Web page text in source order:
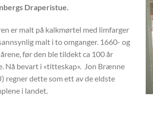
Draperistue.
er malt på kalkmørtel med limfarger
malt i to omganger. 1660- og
før den ble tildekt ca 100 år
Nå bevart i «titteskap». Jon Brænne
regner dette som ett av de eldste
i landet.